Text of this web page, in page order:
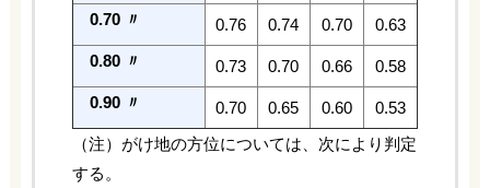
0.70 〃
0.76 0.74 0.70
0.63
0.80 〃
0.73 0.70 0.66
0.58
0.90 〃
0.70 0.65 0.60
0.53
（注）がけ地の方位については、次により判定
する。